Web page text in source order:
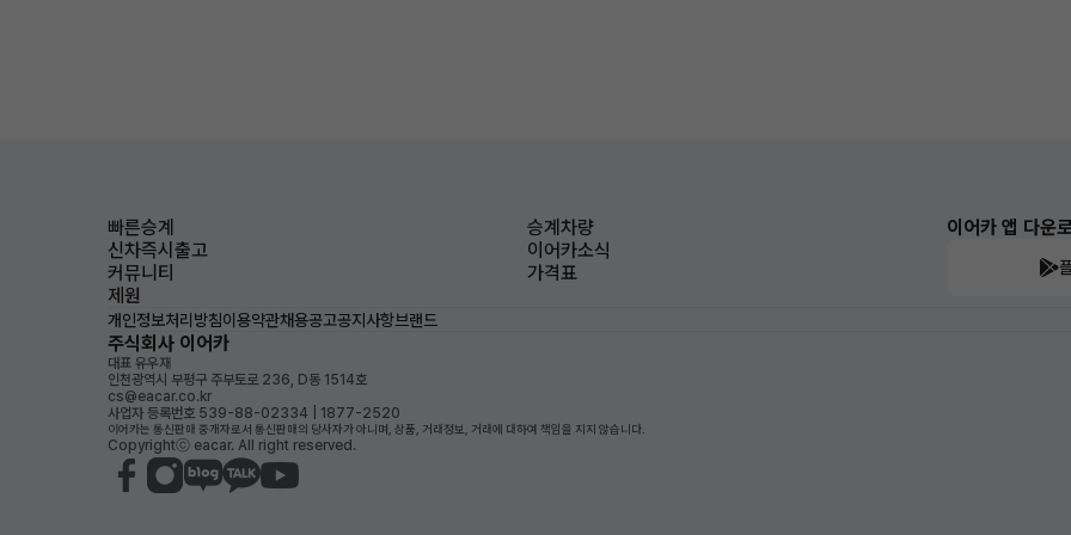
빠른승계
승계차량
신차즉시출고
이어카소식
커뮤니티
가격표
제원
이어카 앱 다운
개인정보처리방침이용약관채용공고공지사항브랜드
주식회사 이어카
대표 유우재
인천광역시 부평구 주부토로 236, D동 1514호
cs@eacar.co.kr
사업자 등록번호 539-88-02334 | 1877-2520
이어카는 통신판매 중개자로서 통신판매의 당사자가 아니며, 상품, 거래정보, 거래에 대하여 책임을 지지 않습니다.
Copyrightⓒ eacar. All right reserved.